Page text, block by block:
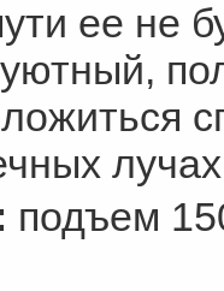
ее не
подъем